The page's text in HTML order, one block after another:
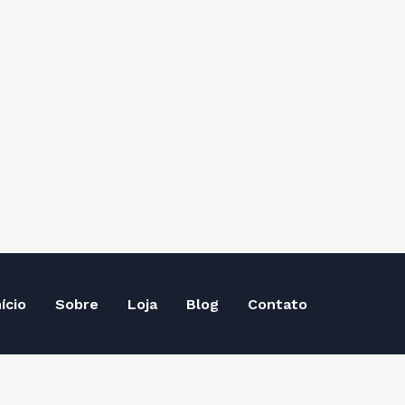
Sobre Loja Blog Contato